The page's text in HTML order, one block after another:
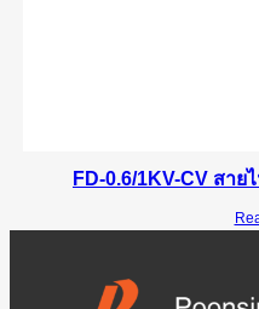
FD-0.6/1KV-CV สา